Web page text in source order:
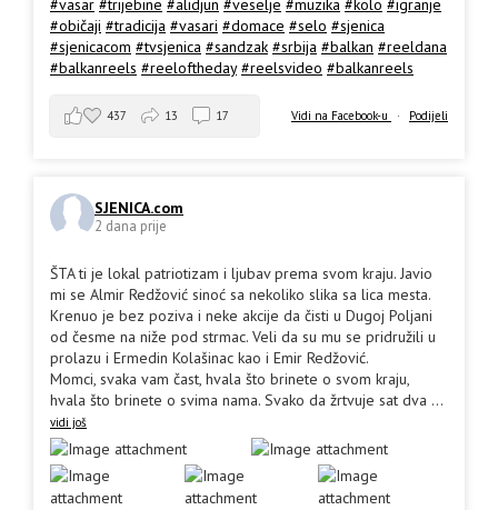
#vasar #trijebine #alidjun #veselje #muzika #kolo #igranje
#običaji #tradicija #vasari #domace #selo #sjenica
#sjenicacom #tvsjenica #sandzak #srbija #balkan #reeldana
#balkanreels #reeloftheday #reelsvideo #balkanreels
Vidi na Facebook-u · Podijeli
437 13 17
SJENICA.com
2 dana prije
ŠTA ti je lokal patriotizam i ljubav prema svom kraju. Javio
mi se Almir Redžović sinoć sa nekoliko slika sa lica mesta.
Krenuo je bez poziva i neke akcije da čisti u Dugoj Poljani
od česme na niže pod strmac. Veli da su mu se pridružili u
prolazu i Ermedin Kolašinac kao i Emir Redžović.
Momci, svaka vam čast, hvala što brinete o svom kraju,
hvala što brinete o svima nama. Svako da žrtvuje sat dva ...
vidi još